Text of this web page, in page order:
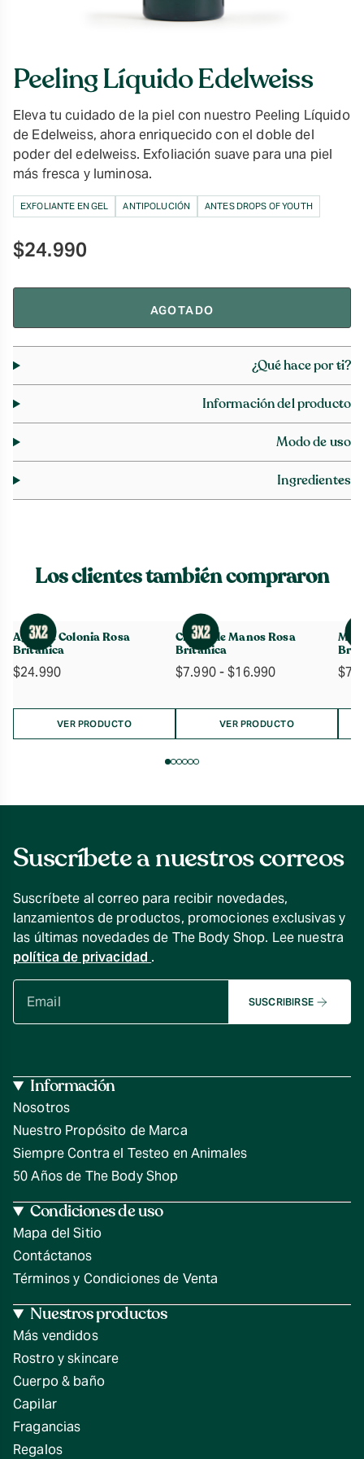
Peeling Líquido Edelweiss
Eleva tu cuidado de la piel con nuestro Peeling Líquido
de Edelweiss, ahora enriquecido con el doble del
poder del edelweiss. Exfoliación suave para una piel
más fresca y luminosa.
EXFOLIANTE EN GEL ANTIPOLUCIÓN ANTES DROPS OF YOUTH
$24.990
AGOTADO
¿Qué hace por ti?
Información del producto
Modo de uso
Ingredientes
Los clientes también compraron
Agua de Colonia Rosa
Británica
$24.990
VER PRODUCTO
Crema de Manos Rosa
Británica
$7.990- $16.990Rango
precios:
desde
$7.990
VER PRODUCTO
$
Suscríbete a nuestros correos
Suscríbete al correo para recibir novedades,
lanzamientos de productos, promociones exclusivas y
las últimas novedades de The Body Shop. Lee nuestra
política de privacidad .
SUSCRIBIRSE
Información
Nosotros
Nuestro Propósito de Marca
Siempre Contra el Testeo en Animales
50 Años de The Body Shop
Condiciones de uso
Mapa del Sitio
Contáctanos
Términos y Condiciones de Venta
Nuestros productos
Más vendidos
Rostro y skincare
Cuerpo & baño
Capilar
Fragancias
Regalos